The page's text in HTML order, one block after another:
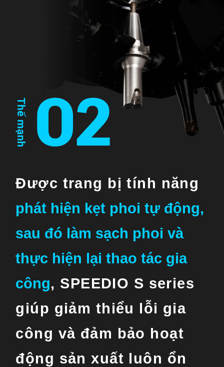
Được trang bị tính năng
phát hiện kẹt phoi tự động,
sau đó làm sạch phoivà
thực hiện lại thao tác gia
công, SPEEDIO S series
giúp giảm thiểu lỗi gia
công và đảm bảo hoạt
động sản xuất luôn ổn